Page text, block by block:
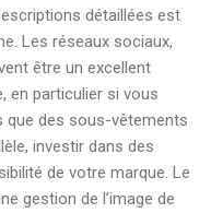
détaillées est
Les réseaux sociaux,
être un excellent
en particulier si vous
que des sous-vêtements
investir dans des
de votre marque. Le
gestion de l’image de